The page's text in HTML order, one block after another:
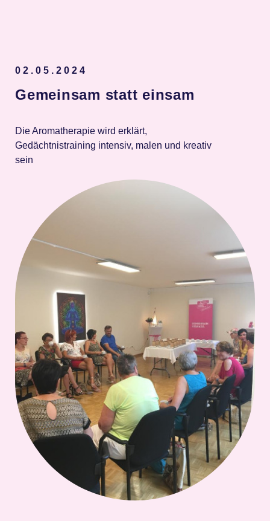
02.05.2024
Gemeinsam statt einsam
Die Aromatherapie wird erklärt,
Gedächtnistraining intensiv, malen und kreativ
sein